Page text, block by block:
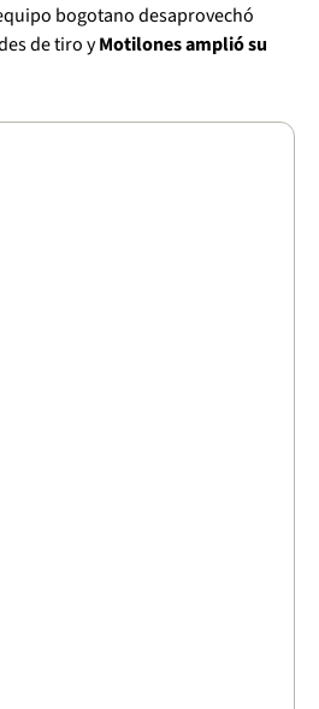
bogotano desaprovechó
de tiro yMotilones amplió su